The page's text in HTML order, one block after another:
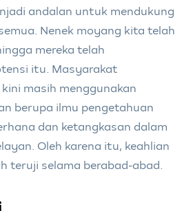
andalan untuk mendukung
Nenek moyang kita telah
mereka telah
itu. Masyarakat
masih menggunakan
berupa ilmu pengetahuan
dan ketangkasan dalam
Oleh karena itu, keahlian
teruji selama berabad-abad.